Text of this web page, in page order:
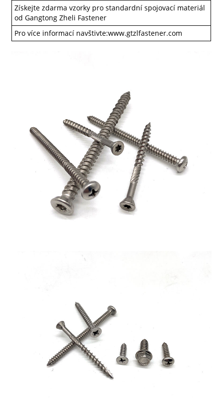
Získejte zdarma vzorky pro standardní spojovací materiál
od Gangtong Zheli Fastener
Pro více informací navštivte:www.gtzlfastener.com